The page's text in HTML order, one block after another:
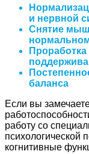
и нервной
Снятие
баланса
Если вы
работу со
психологической
когнитивные